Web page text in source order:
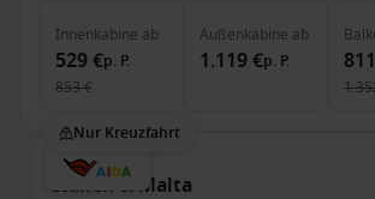
Innenkabine ab
529 €p. P.
853 €
Außenkabine ab
1.119 €p. P.
Nur Kreuzfahrt
Italien & Malta